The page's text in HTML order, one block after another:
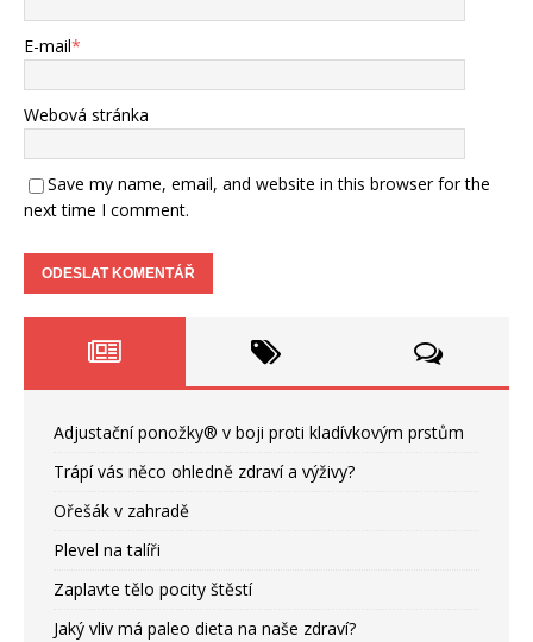
E-mail*
Webová stránka
Save my name, email, and website in this browser for the
next time I comment.
Adjustační ponožky® v boji proti kladívkovým prstům
Trápí vás něco ohledně zdraví a výživy?
Ořešák v zahradě
Plevel na talíři
Zaplavte tělo pocity štěstí
Jaký vliv má paleo dieta na naše zdraví?